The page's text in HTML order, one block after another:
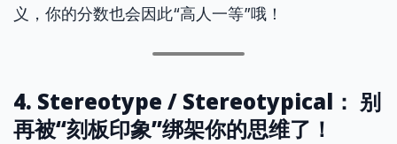
义，你的分数也会因此“高人一等”哦！
4. Stereotype / Stereotypical： 别
再被“刻板印象”绑架你的思维了！